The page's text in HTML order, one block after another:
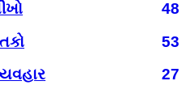
48
53
27